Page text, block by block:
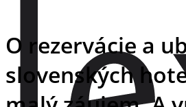
O rezervácie a
slovenských